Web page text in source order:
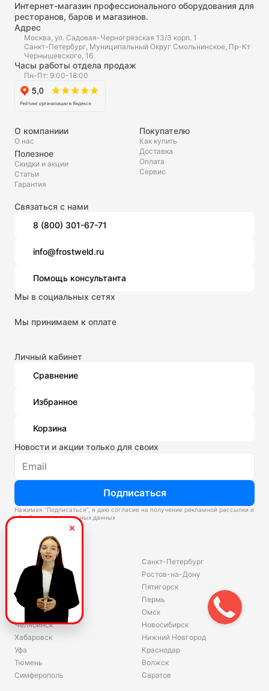
Интернет-магазин профессионального оборудования для
ресторанов, баров и магазинов.
Адрес
Москва, ул. Садовая-Черногрязская 13/3 корп. 1
Санкт-Петербург, Муниципальный Округ Смольнинское, Пр-Кт
Чернышевского, 16
Часы работы отдела продаж
Пн-Пт: 9:00-18:00
О компаниии
О нас
Полезное
Скидки и акции
Статьи
Гарантия
Покупателю
Как купить
Доставка
Оплата
Сервис
Связаться с нами
8 (800) 301-67-71
info@frostweld.ru
Помощь консультанта
Мы в социальных сетях
Мы принимаем к оплате
Личный кабинет
Сравнение
Избранное
Корзина
Новости и акции только для своих
Подписаться
Нажимая “Подписаться”, я даю согласие на получение рекламной рассылки и
обработку персональных данных
Склады
Владивосток
Екатеринбург
Красноярск
Волгоград
Ярославль
Челябинск
Хабаровск
Уфа
Тюмень
Симферополь
Санкт-Петербург
Ростов-на-Дону
Пятигорск
Пермь
Омск
Новосибирск
Нижний Новгород
Краснодар
Волжск
Саратов